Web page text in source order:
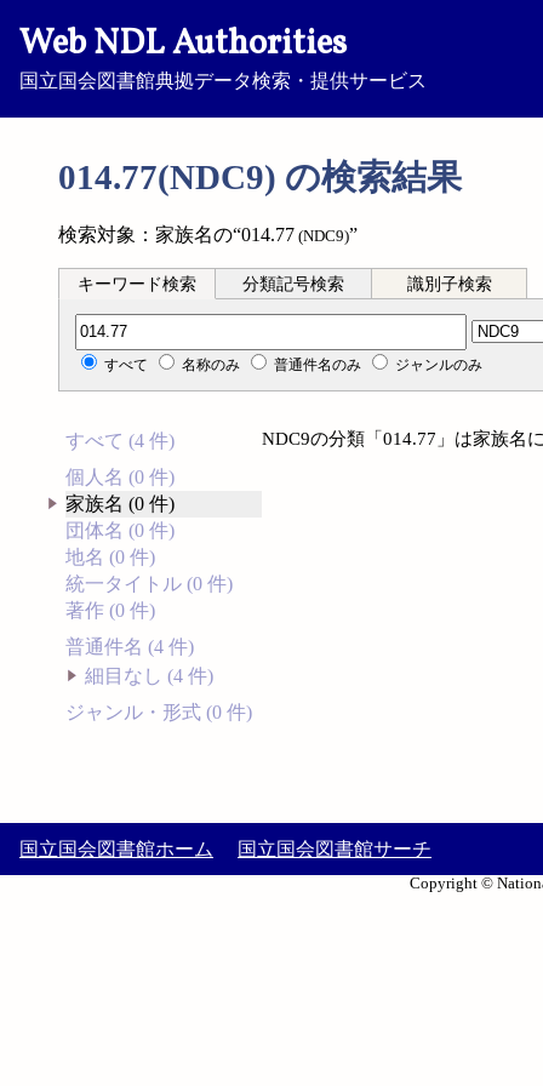
Web NDL Authorities
国立国会図書館典拠データ検索・提供サービス
014.77(NDC9) の検索結果
検索対象：家族名の“014.77 (NDC9)”
キーワード検索 分類記号検索 識別子検索
分類記号検索
すべて 名称のみ 普通件名のみ ジャンルのみ
すべて (4 件)
個人名 (0 件)
家族名 (0 件)
団体名 (0 件)
地名 (0 件)
統一タイトル (0 件)
著作 (0 件)
普通件名 (4 件)
細目なし (4 件)
ジャンル・形式 (0 件)
NDC9の分類「014.77」は家族名
国立国会図書館ホーム 国立国会図書館サーチ
Copyright ©